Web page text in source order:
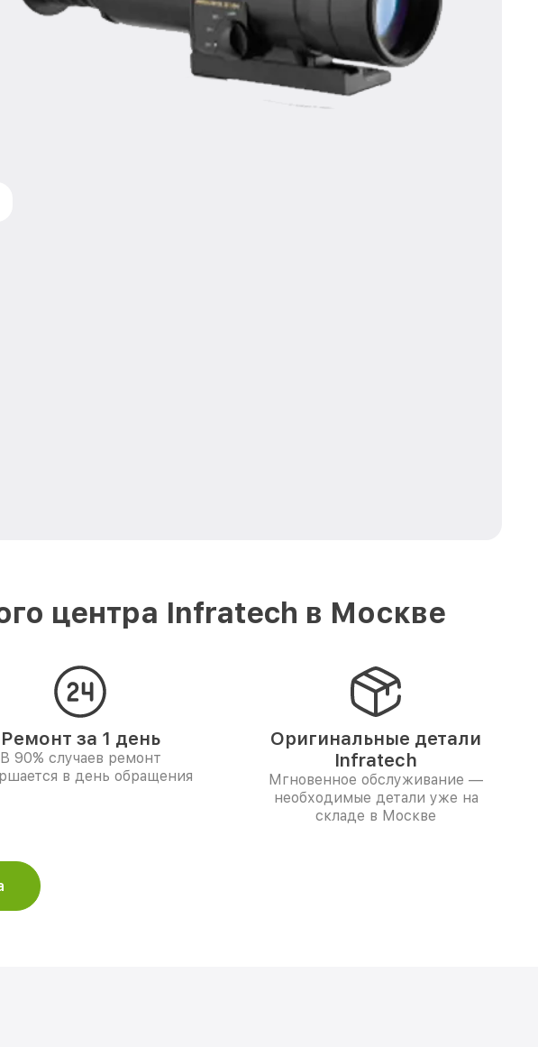
центра Infratech в Москве
Ремонт за 1 день
В 90% случаев ремонт
в день обращения
Оригинальные детали
Infratech
Мгновенное обслуживание —
необходимые детали уже на
складе в Москве